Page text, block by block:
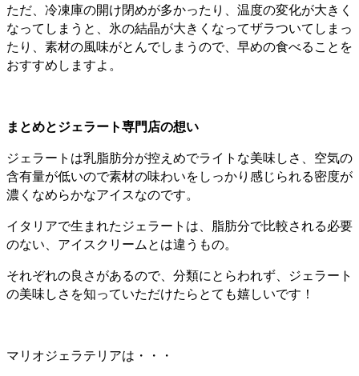
ただ、冷凍庫の開け閉めが多かったり、温度の変化が大きく
なってしまうと、氷の結晶が大きくなってザラついてしまっ
たり、素材の風味がとんでしまうので、早めの食べることを
おすすめしますよ。
まとめとジェラート専門店の想い
ジェラートは乳脂肪分が控えめでライトな美味しさ、空気の
含有量が低いので素材の味わいをしっかり感じられる密度が
濃くなめらかなアイスなのです。
イタリアで生まれたジェラートは、脂肪分で比較される必要
のない、アイスクリームとは違うもの。
それぞれの良さがあるので、分類にとらわれず、ジェラート
の美味しさを知っていただけたらとても嬉しいです！
マリオジェラテリアは・・・